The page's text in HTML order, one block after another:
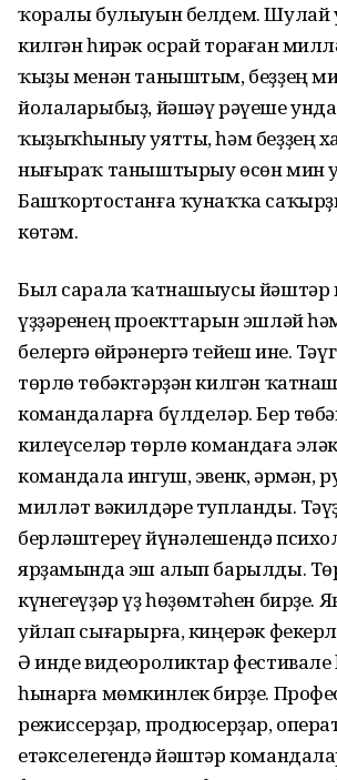
ҡоралы булыуын белдем. Шулай
килгән һирәк осрай тораған
ҡыҙы менән таныштым, беҙҙең
йолаларыбыҙ, йәшәү рәүеше унда
ҡыҙыҡһыныу уятты, һәм беҙҙең
нығыраҡ таныштырыу өсөн мин
Башҡортостанға ҡунаҡҡа
көтәм.
Был сарала ҡатнашыусы йәштәр
үҙҙәренең проекттарын эшләй
белергә өйрәнергә тейеш ине.
төрлө төбәктәрҙән килгән
командаларға бүлделәр. Бер
килеүселәр төрлө командаға
командала ингуш, эвенк, әрмән,
милләт вәкилдәре тупланды.
берләштереү йүнәлешендә
ярҙамында эш алып барылды.
күнегеүҙәр үҙ һөҙөмтәһен бирҙе.
уйлап сығарырға, киңерәк
Ә инде видеороликтар фестивале
һынарға мөмкинлек бирҙе.
режиссерҙар, продюсерҙар,
етәкселегендә йәштәр